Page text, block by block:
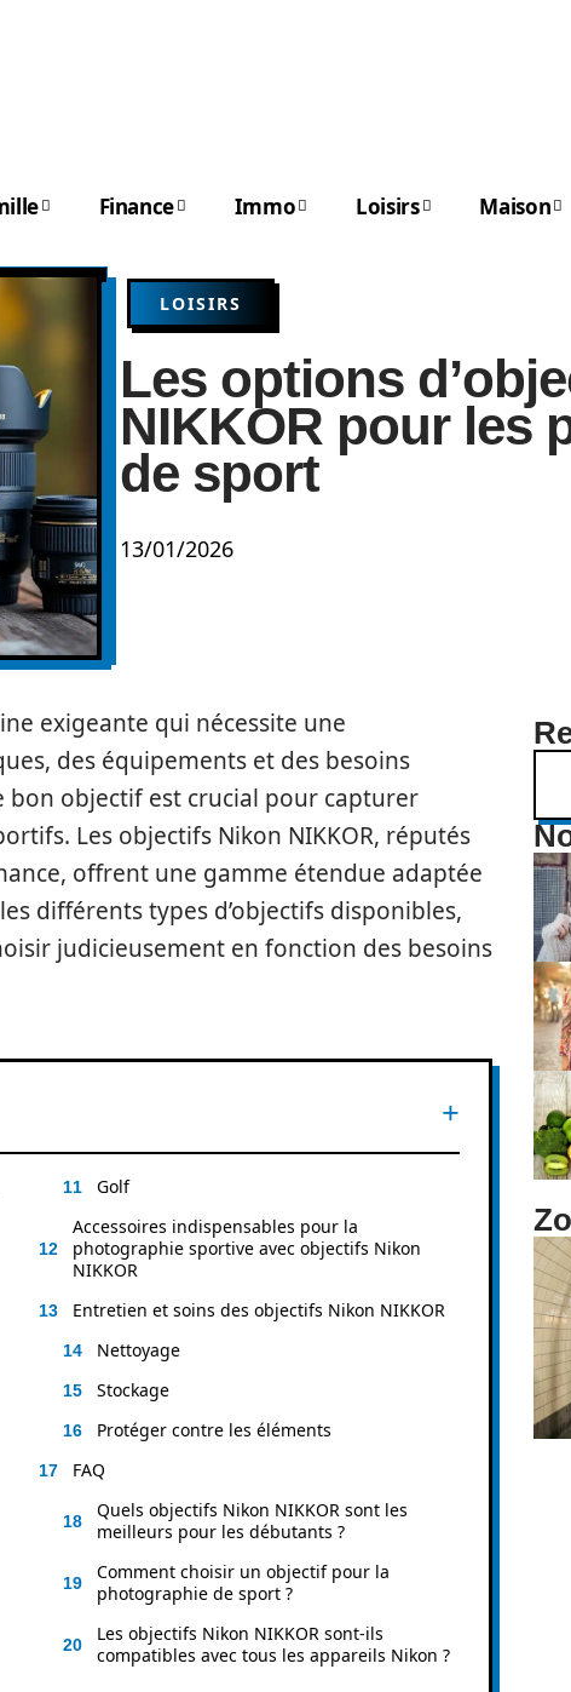
Finance Immo Loisirs Maison
LOISIRS
Les options
NIKKOR pour les
de sport
13/01/2026
exigeante qui nécessite une
des équipements et des besoins
bon objectif est crucial pour capturer
Les objectifs Nikon NIKKOR, réputés
offrent une gamme étendue adaptée
différents types d’objectifs disponibles,
judicieusement en fonction des besoins
Golf
Accessoires indispensables pour la
photographie sportive avec objectifs Nikon
NIKKOR
Entretien et soins des objectifs Nikon NIKKOR
Nettoyage
Stockage
Protéger contre les éléments
FAQ
Quels objectifs Nikon NIKKOR sont les
meilleurs pour les débutants ?
Comment choisir un objectif pour la
photographie de sport ?
Les objectifs Nikon NIKKOR sont-ils
compatibles avec tous les appareils Nikon ?